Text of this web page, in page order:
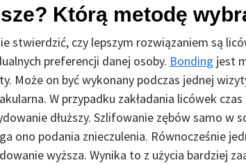
Którą metodę
stwierdzić, czy lepszym rozwiązaniem są
preferencji danej osoby. Bonding jest
Może on być wykonany podczas jednej
W przypadku zakładania licówek
dłuższy. Szlifowanie zębów samo w
ono podania znieczulenia. Równocześnie
wyższa. Wynika to z użycia bardziej